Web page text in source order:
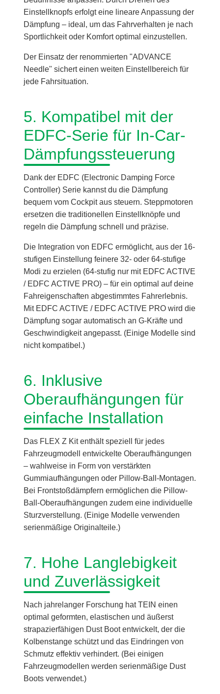
Einstellknopfs erfolgt eine lineare Anpassung der
Dämpfung – ideal, um das Fahrverhalten je nach
Sportlichkeit oder Komfort optimal einzustellen.
Der Einsatz der renommierten "ADVANCE
Needle" sichert einen weiten Einstellbereich für
jede Fahrsituation.
5. Kompatibel mit der
EDFC-Serie für In-Car-
Dämpfungssteuerung
Dank der EDFC (Electronic Damping Force
Controller) Serie kannst du die Dämpfung
bequem vom Cockpit aus steuern. Steppmotoren
ersetzen die traditionellen Einstellknöpfe und
regeln die Dämpfung schnell und präzise.
Die Integration von EDFC ermöglicht, aus der 16-
stufigen Einstellung feinere 32- oder 64-stufige
Modi zu erzielen (64-stufig nur mit EDFC ACTIVE
/ EDFC ACTIVE PRO) – für ein optimal auf deine
Fahreigenschaften abgestimmtes Fahrerlebnis.
Mit EDFC ACTIVE / EDFC ACTIVE PRO wird die
Dämpfung sogar automatisch an G-Kräfte und
Geschwindigkeit angepasst. (Einige Modelle sind
nicht kompatibel.)
6. Inklusive
Oberaufhängungen für
einfache Installation
Das FLEX Z Kit enthält speziell für jedes
Fahrzeugmodell entwickelte Oberaufhängungen
– wahlweise in Form von verstärkten
Gummiaufhängungen oder Pillow-Ball-Montagen.
Bei Frontstoßdämpfern ermöglichen die Pillow-
Ball-Oberaufhängungen zudem eine individuelle
Sturzverstellung. (Einige Modelle verwenden
serienmäßige Originalteile.)
7. Hohe Langlebigkeit
und Zuverlässigkeit
Nach jahrelanger Forschung hat TEIN einen
optimal geformten, elastischen und äußerst
strapazierfähigen Dust Boot entwickelt, der die
Kolbenstange schützt und das Eindringen von
Schmutz effektiv verhindert. (Bei einigen
Fahrzeugmodellen werden serienmäßige Dust
Boots verwendet.)